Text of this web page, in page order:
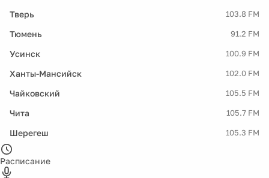
Тверь 103.8 FM
Тюмень 91.2 FM
Усинск 100.9 FM
Ханты-Мансийск 102.0 FM
Чайковский 105.5 FM
Чита 105.7 FM
Шерегеш 105.3 FM
Расписание